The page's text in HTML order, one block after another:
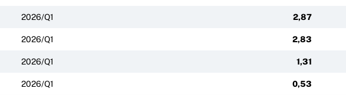
2026/Q1 2,87
2026/Q1 2,83
2026/Q1 1,31
2026/Q1 0,53